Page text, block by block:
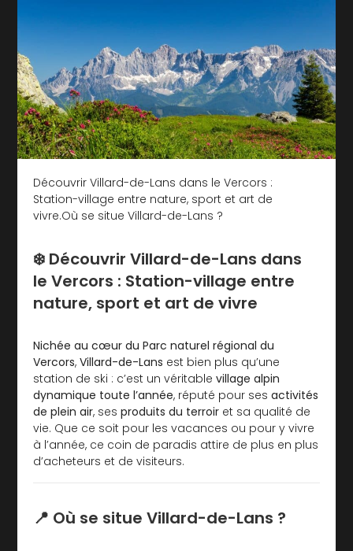
Découvrir Villard-de-Lans dans le Vercors :
Station-village entre nature, sport et art de
vivre.Où se situe Villard-de-Lans ?
❄️ Découvrir Villard-de-Lans dans
le Vercors : Station-village entre
nature, sport et art de vivre
Nichée au cœur du Parc naturel régional du
Vercors,Villard-de-Lans est bien plus qu’une
station de ski : c’est un véritablevillage alpin
dynamique toute l’année, réputé pour sesactivités
de plein air, sesproduits du terroir et sa qualité de
vie. Que ce soit pour les vacances ou pour y vivre
à l’année, ce coin de paradis attire de plus en plus
d’acheteurs et de visiteurs.
📍 Où se situe Villard-de-Lans ?